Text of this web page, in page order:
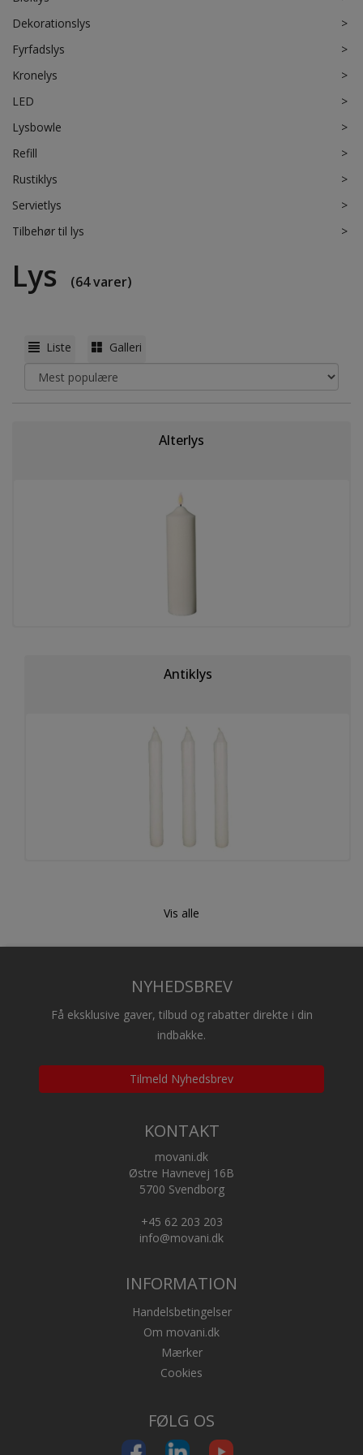
>
Dekorationslys
>
Fyrfadslys
>
Kronelys
>
LED
>
Lysbowle
>
Refill
>
Rustiklys
>
Servietlys
>
Tilbehør til lys
Lys (64 varer)
Liste Galleri
Alterlys
Antiklys
Bloklys
Dekorationslys
Fyrfadslys
Vis alle
NYHEDSBREV
Få eksklusive gaver, tilbud og rabatter direkte i din
indbakke.
Tilmeld Nyhedsbrev
KONTAKT
movani.dk
Østre Havnevej 16B
5700 Svendborg
+45 62 203 203
info@movani.dk
INFORMATION
Handelsbetingelser
Om movani.dk
Mærker
Cookies
FØLG OS